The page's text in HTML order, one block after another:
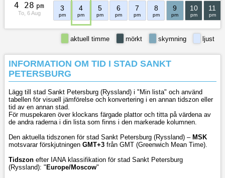
4 28 pm
To, 6 Aug
3
pm
4
pm
5
pm
6
pm
7
pm
8
pm
9
pm
10
pm
11
pm
ljust
skymning
mörkt
aktuell timme
INFORMATION OM TID I STAD SANKT
PETERSBURG
Lägg till stad Sankt Petersburg (Ryssland) i "Min lista" och använd
tabellen för visuell jämförelse och konvertering i en annan tidszon eller
tid av en annan stad.
För muspekaren över klockans färgade plattor och titta på värdena av
de andra raderna i din lista som finns i den markerade kolumnen.
Den aktuella tidszonen för stad Sankt Petersburg (Ryssland) – MSK
motsvarar förskjutningen GMT+3 från GMT (Greenwich Mean Time).
Tidszon efter IANA klassifikation för stad Sankt Petersburg
(Ryssland): " Europe/Moscow"